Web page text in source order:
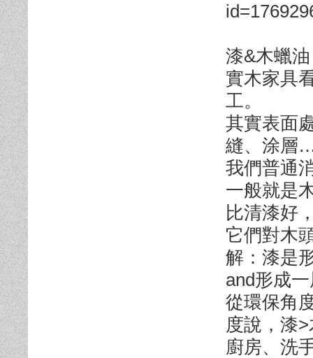
漆&木蠟油
實木家具
工。
其實表面
縫、涂
我們普通
一般就是
比清漆好
它們對木
解：漆是
and形成
從環保角
度說，漆
廚房、洗